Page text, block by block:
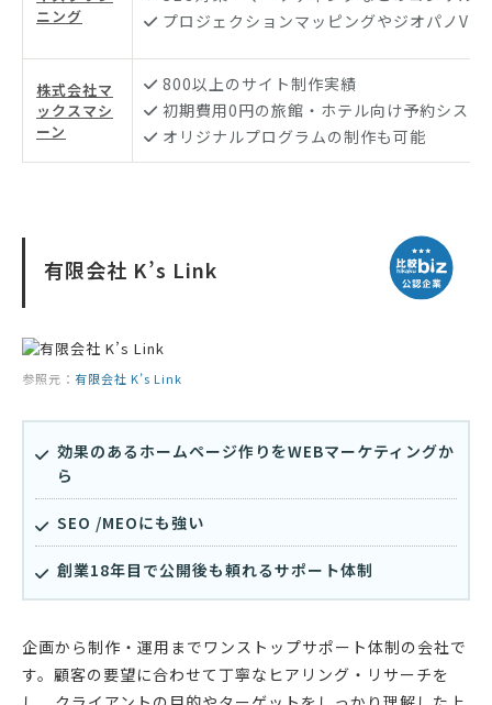
ニング
プロジェクションマッピングやジオパノVR
株式会社マ
ックスマシ
ーン
800以上のサイト制作実績
初期費用0円の旅館・ホテル向け予約システ
オリジナルプログラムの制作も可能
有限会社 K’s Link
参照元： 有限会社 K’s Link
効果のあるホームページ作りをWEBマーケティングか
ら
SEO /MEOにも強い
創業18年目で公開後も頼れるサポート体制
企画から制作・運用までワンストップサポート体制の会社で
す。顧客の要望に合わせて丁寧なヒアリング・リサーチを